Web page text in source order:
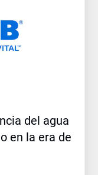
del agua
en la era de